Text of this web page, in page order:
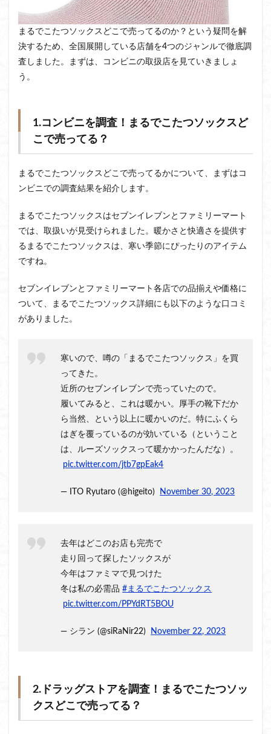
まるでこたつソックスどこで売ってるのか？という疑問を解
決するため、全国展開している店舗を4つのジャンルで徹底調
査しました。まずは、コンビニの取扱店を見ていきましょ
う。
1.コンビニを調査！まるでこたつソックスど
こで売ってる？
まるでこたつソックスどこで売ってるかについて、まずはコ
ンビニでの調査結果を紹介します。
まるでこたつソックスはセブンイレブンとファミリーマート
では、取扱いが見受けられました。暖かさと快適さを提供す
るまるでこたつソックスは、寒い季節にぴったりのアイテム
ですね。
セブンイレブンとファミリーマート各店での品揃えや価格に
ついて、まるでこたつソックス詳細にも以下のような口コミ
がありました。
寒いので、噂の「まるでこたつソックス」を買
ってきた。
近所のセブンイレブンで売っていたので。
履いてみると、これは暖かい。厚手の靴下だか
ら当然、という以上に暖かいのだ。特にふくら
はぎを覆っているのが効いている（ということ
は、ルーズソックスって暖かかったんだな）。
pic.twitter.com/jtb7gpEak4
— ITO Ryutaro (@higeito) November 30, 2023
去年はどこのお店も完売で
走り回って探したソックスが
今年はファミマで見つけた
冬は私の必需品 #まるでこたつソックス
pic.twitter.com/PPYdRT5BOU
— シラン (@siRaNir22) November 22, 2023
2.ドラッグストアを調査！まるでこたつソッ
クスどこで売ってる？